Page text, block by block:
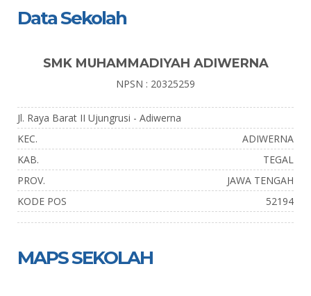
Data Sekolah
SMK MUHAMMADIYAH ADIWERNA
NPSN : 20325259
Jl. Raya Barat II Ujungrusi - Adiwerna
KEC.
ADIWERNA
KAB.
TEGAL
PROV.
JAWA TENGAH
KODE POS
52194
MAPS SEKOLAH